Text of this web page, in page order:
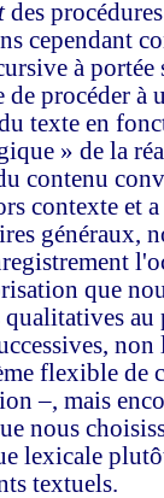
des
cependant
à
de procéder à
texte en
» de la
contenu
contexte et
généraux,
que
qualitatives
flexible de
–, mais
nous
lexicale
textuels.